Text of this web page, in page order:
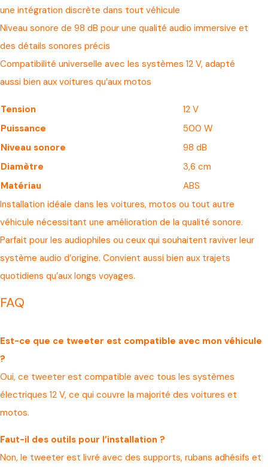
une intégration discrète dans tout véhicule
Niveau sonore de 98 dB pour une qualité audio immersive et
des détails sonores précis
Compatibilité universelle avec les systèmes 12 V, adapté
aussi bien aux voitures qu’aux motos
Tension
12 V
Puissance
500 W
Niveau sonore
98 dB
Diamètre
3,6 cm
Matériau
ABS
Installation idéale dans les voitures, motos ou tout autre
véhicule nécessitant une amélioration de la qualité sonore.
Parfait pour les audiophiles ou ceux qui souhaitent raviver leur
système audio d’origine. Convient aussi bien aux trajets
quotidiens qu’aux longs voyages.
FAQ
Est-ce que ce tweeter est compatible avec mon véhicule
?
Oui, ce tweeter est compatible avec tous les systèmes
électriques 12 V, ce qui couvre la majorité des voitures et
motos.
Faut-il des outils pour l’installation ?
Non, le tweeter est livré avec des supports, rubans adhésifs et